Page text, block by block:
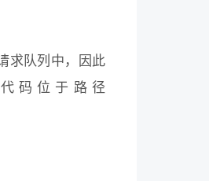
求队列中，因此
码位于路径